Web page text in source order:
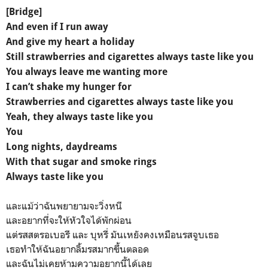
[Bridge]
And even if I run away
And give my heart a holiday
Still strawberries and cigarettes always taste like you
You always leave me wanting more
I can’t shake my hunger for
Strawberries and cigarettes always taste like you
Yeah, they always taste like you
You
Long nights, daydreams
With that sugar and smoke rings
Always taste like you
และแม้ว่าฉันพยายามจะวิ่งหนี
และอยากที่จะให้หัวใจได้พักผ่อน
แต่รสสตรอเบอรี และ บุหรี่ มันเหยังคงเหมือนรสจูบเธอ
เธอทำให้ฉันอยากลิ้มรสมากขึ้นตลอด
และฉันไม่เคยห้ามความอยากนี้ได้เลย